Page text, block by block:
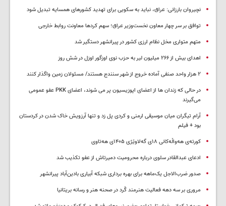
نچیروان بارزانی: عراق، نباید به سکویی برای تهدید کشورهای همسایه تبدیل شود
توافق بر سر چهار معاون نخست‌وزیر عراق؛ سهم کردها معاونت روابط خارجی
متهم متواری مخل نظام ارزی کشور در پیرانشهر دستگیر شد
اهدای بیش از ۲۶۶ میلیون لیر به حزب نوی اوزگور اوزل در شش روز
۲ هزار واحد صنفی آماده خروج از شهر سنندج هستند/ مسئولان زمین واگذار کنند
در حالی که زندان ها از اعضای اپوزیسیون پر می شوند، اعضای PKK عفو عمومی
می‌گیرند
آرام تیگران میان موسیقی ارمنی و کردی پل زد و تنها آرزویش خاک شدن در کردستان
بود + فیلم
کورتەی هەواڵەکانی ۱۸ی گەلاوێژی ۱۴۰۵ی هەتاوی
ادعای عبدالقادر سلوی درباره محرومیت دمیرتاش از عفو تکذیب شد
صدور ضرب‌الاجل یک‌ماهه برای بهره برداری شبکه آبیاری بادین‌آباد پیرانشهر
مروری بر سه دهه فعالیت هنرمند کُرد در صحنه هنر و رسانه بریتانیا